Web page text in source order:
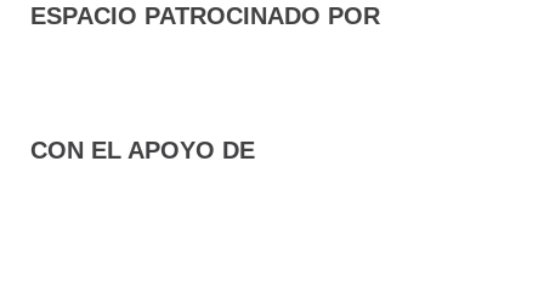
ESPACIO PATROCINADO POR
CON EL APOYO DE